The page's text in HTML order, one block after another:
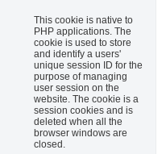
This cookie is native to
PHP applications. The
cookie is used to store
and identify a users'
unique session ID for the
purpose of managing
user session on the
website. The cookie is a
session cookies and is
deleted when all the
browser windows are
closed.